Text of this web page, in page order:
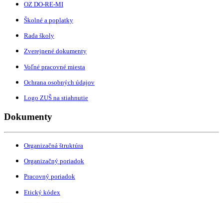
OZ DO-RE-MI
Školné a poplatky
Rada školy
Zverejnené dokumenty
Voľné pracovné miesta
Ochrana osobných údajov
Logo ZUŠ na stiahnutie
Dokumenty
Organizačná štruktúra
Organizačný poriadok
Pracovný poriadok
Etický kódex